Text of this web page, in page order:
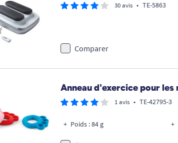
30 avis • TE-5863
Comparer
Anneau d'exercice pour les
1 avis • TE-42795-3
Poids : 84 g